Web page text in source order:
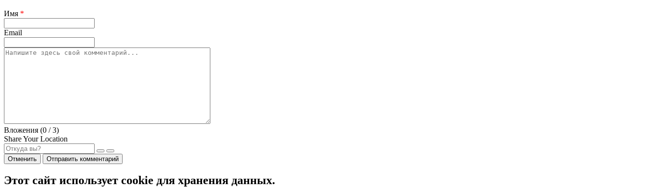
Имя *
Email
Вложения (0 / 3)
Share Your Location
Отменить Отправить комментарий
Этот сайт использует cookie для хранения данных.